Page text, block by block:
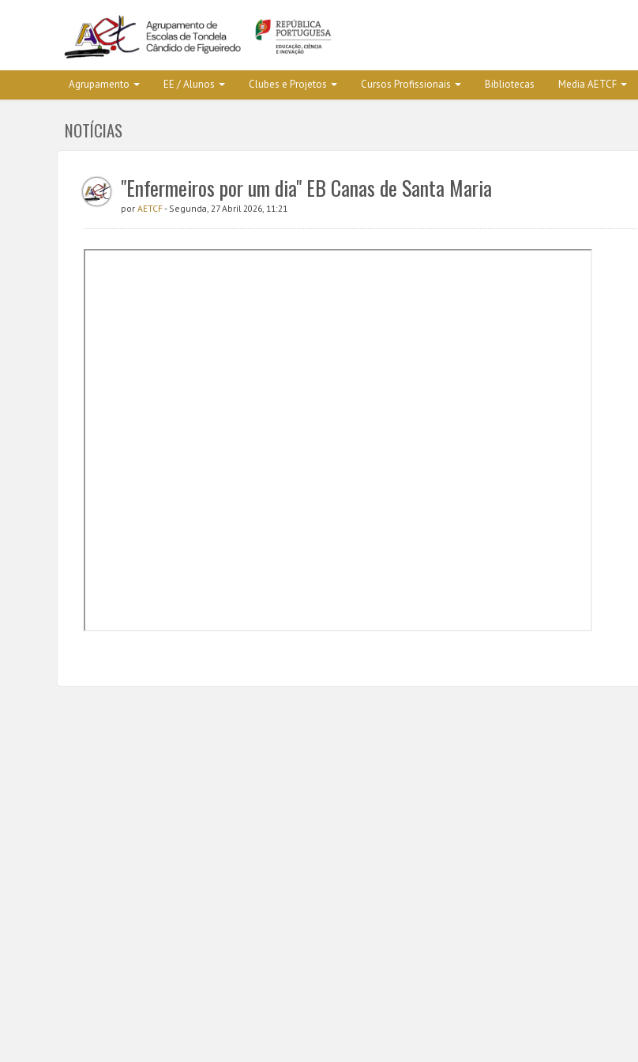
Agrupamento EE / Alunos Clubes e Projetos Cursos Profissionais Bibliotecas Media AETCF
NOTÍCIAS
"Enfermeiros por um dia" EB Canas de Santa Maria
por AETCF- Segunda, 27 Abril 2026, 11:21